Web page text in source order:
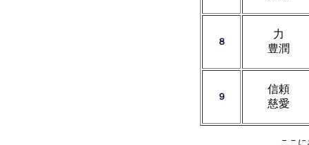
８
力
豊潤
９
信頼
慈愛
ここ